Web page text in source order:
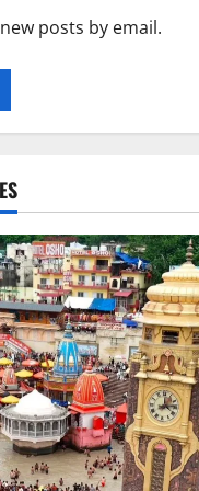
posts by email.